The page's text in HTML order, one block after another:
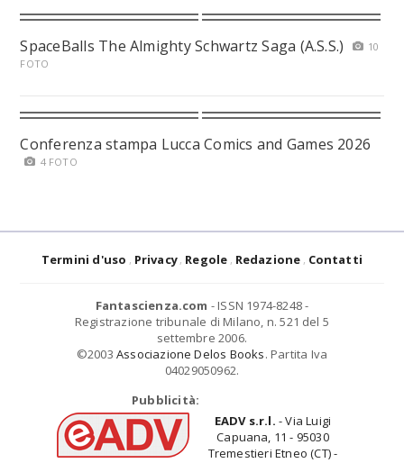
SpaceBalls The Almighty Schwartz Saga (A.S.S.)
10
FOTO
Conferenza stampa Lucca Comics and Games 2026
4 FOTO
Termini d'uso Privacy Regole Redazione Contatti
Fantascienza.com - ISSN 1974-8248 -
Registrazione tribunale di Milano, n. 521 del 5
settembre 2006.
©2003 Associazione Delos Books. Partita Iva
04029050962.
Pubblicità:
EADV s.r.l. - Via Luigi
Capuana, 11 - 95030
Tremestieri Etneo (CT) -